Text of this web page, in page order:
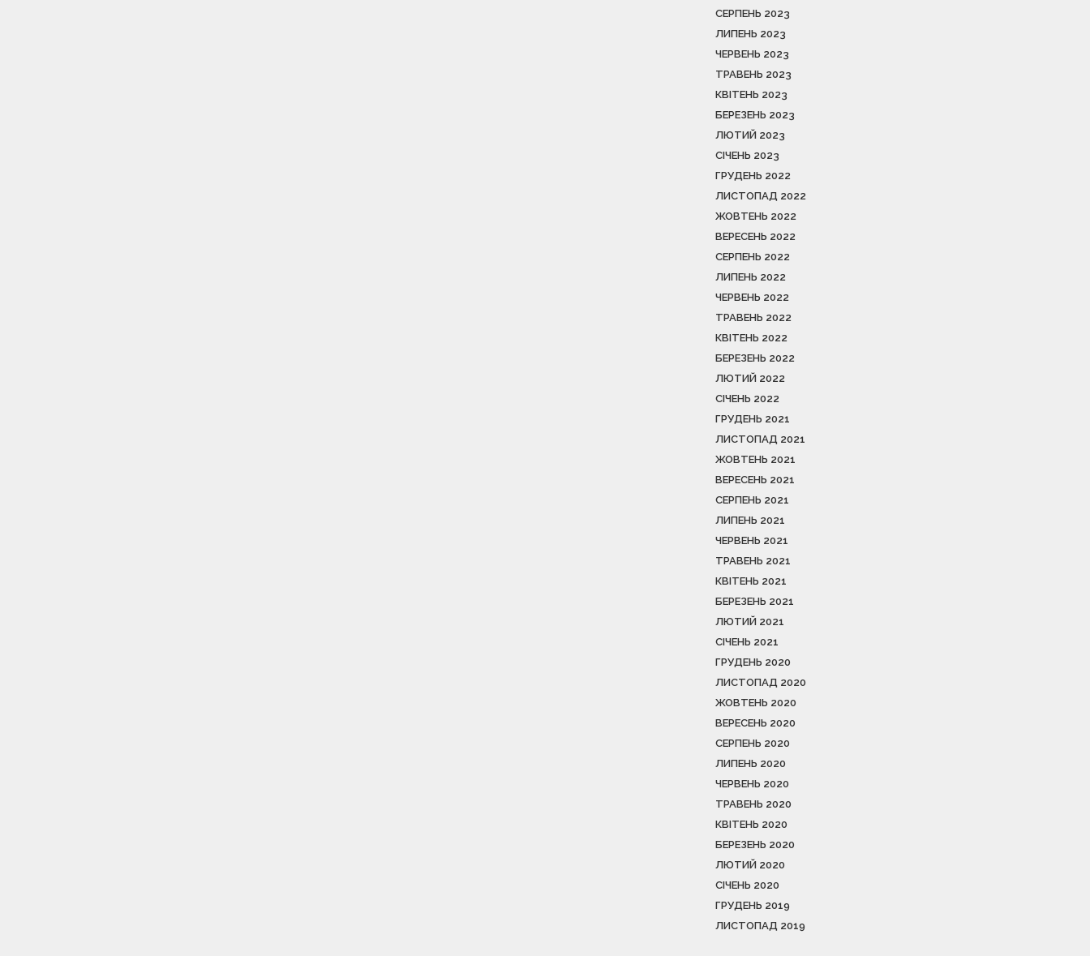
СЕРПЕНЬ 2023
ЛИПЕНЬ 2023
ЧЕРВЕНЬ 2023
ТРАВЕНЬ 2023
КВІТЕНЬ 2023
БЕРЕЗЕНЬ 2023
ЛЮТИЙ 2023
СІЧЕНЬ 2023
ГРУДЕНЬ 2022
ЛИСТОПАД 2022
ЖОВТЕНЬ 2022
ВЕРЕСЕНЬ 2022
СЕРПЕНЬ 2022
ЛИПЕНЬ 2022
ЧЕРВЕНЬ 2022
ТРАВЕНЬ 2022
КВІТЕНЬ 2022
БЕРЕЗЕНЬ 2022
ЛЮТИЙ 2022
СІЧЕНЬ 2022
ГРУДЕНЬ 2021
ЛИСТОПАД 2021
ЖОВТЕНЬ 2021
ВЕРЕСЕНЬ 2021
СЕРПЕНЬ 2021
ЛИПЕНЬ 2021
ЧЕРВЕНЬ 2021
ТРАВЕНЬ 2021
КВІТЕНЬ 2021
БЕРЕЗЕНЬ 2021
ЛЮТИЙ 2021
СІЧЕНЬ 2021
ГРУДЕНЬ 2020
ЛИСТОПАД 2020
ЖОВТЕНЬ 2020
ВЕРЕСЕНЬ 2020
СЕРПЕНЬ 2020
ЛИПЕНЬ 2020
ЧЕРВЕНЬ 2020
ТРАВЕНЬ 2020
КВІТЕНЬ 2020
БЕРЕЗЕНЬ 2020
ЛЮТИЙ 2020
СІЧЕНЬ 2020
ГРУДЕНЬ 2019
ЛИСТОПАД 2019